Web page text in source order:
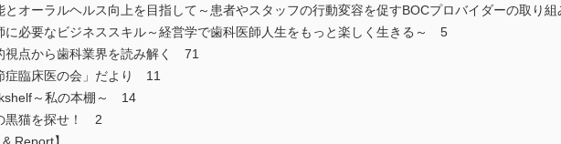
とオーラルヘルス向上を目指して～患者やスタッフの行動変容を促すBOCプロバイダーの取り
に必要なビジネススキル～経営学で歯科医師人生をもっと楽しく生きる～ 5
視点から歯科業界を読み解く 71
症臨床医の会」だより 11
～私の本棚～ 14
黒猫を探せ！ 2